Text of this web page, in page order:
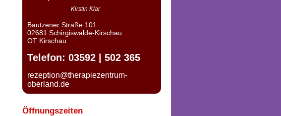
Kirstin Klar
Bautzener Straße 101
02681 Schirgiswalde-Kirschau
OT Kirschau
Telefon: 03592 | 502 365
rezeption@therapiezentrum-
oberland.de
Öffnungszeiten